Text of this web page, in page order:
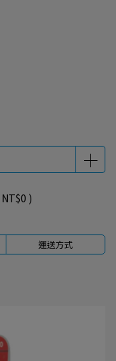
NT$0 )
運送方式